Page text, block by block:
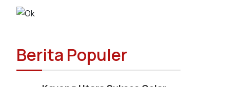
Berita Populer